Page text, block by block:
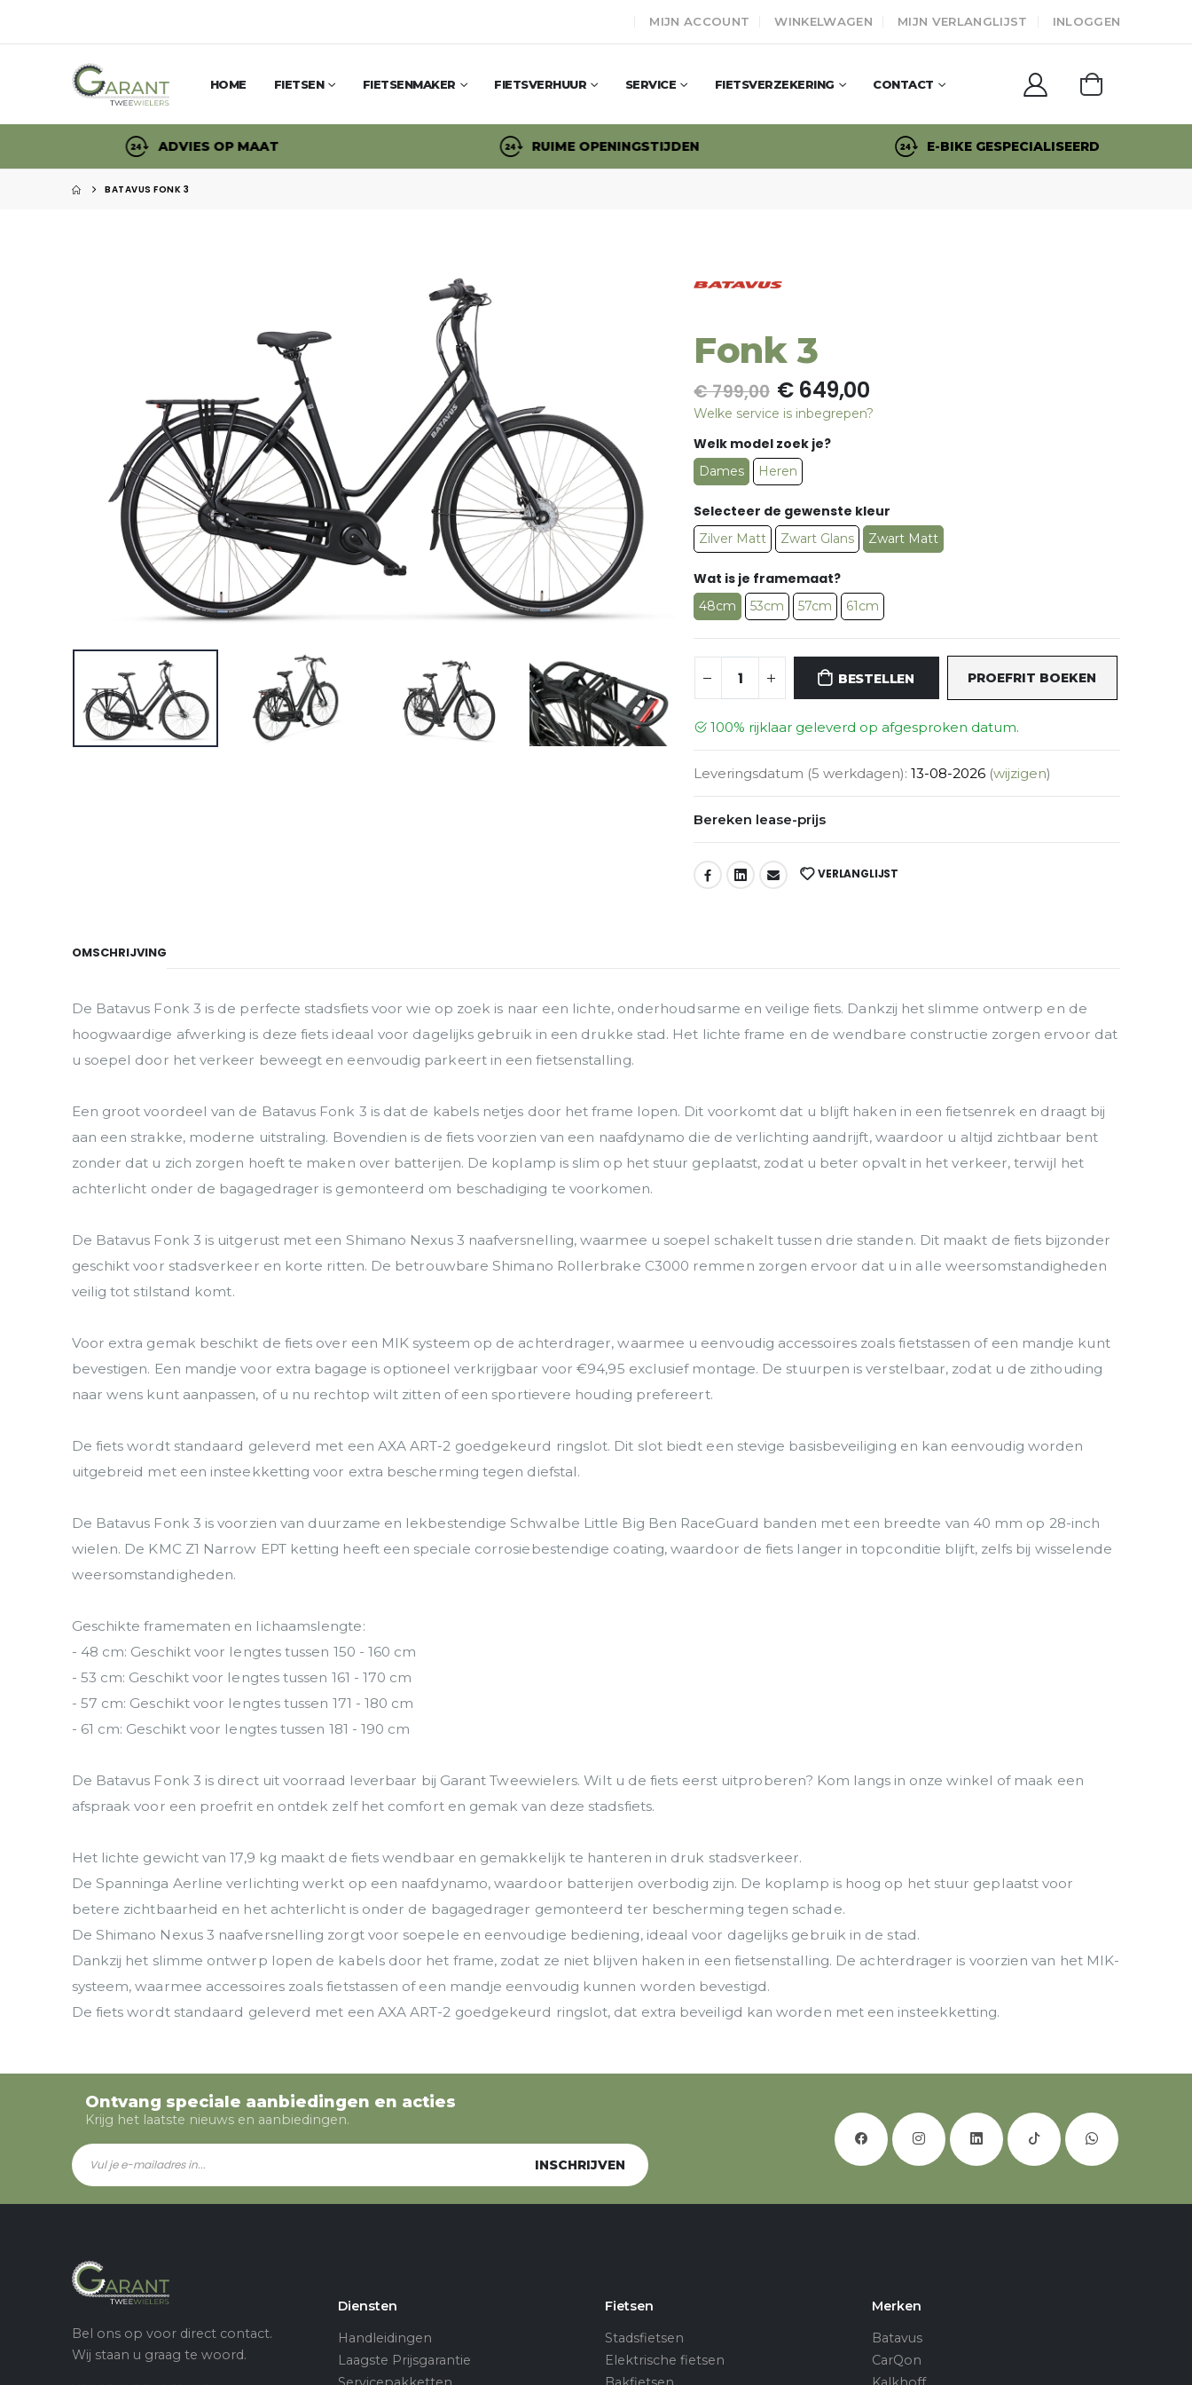
MIJN ACCOUNT WINKELWAGEN MIJN VERLANGLIJST INLOGGEN
HOME FIETSEN FIETSENMAKER FIETSVERHUUR SERVICE FIETSVERZEKERING CONTACT
ADVIES OP MAAT RUIME OPENINGSTIJDEN E-BIKE GESPECIALISEERD
BATAVUS FONK 3
Fonk 3
€ 799,00 € 649,00
Welke service is inbegrepen?
Welk model zoek je?
Dames Heren
Selecteer de gewenste kleur
Zilver Matt Zwart Glans Zwart Matt
Wat is je framemaat?
48cm 53cm 57cm 61cm
BESTELLEN PROEFRIT BOEKEN
100% rijklaar geleverd op afgesproken datum.
Leveringsdatum (5 werkdagen):13-08-2026 (wijzigen)
Bereken lease-prijs
DEEL: VERLANGLIJST
OMSCHRIJVING
De Batavus Fonk 3 is de perfecte stadsfiets voor wie op zoek is naar een lichte, onderhoudsarme en veilige fiets. Dankzij het slimme ontwerp en de
hoogwaardige afwerking is deze fiets ideaal voor dagelijks gebruik in een drukke stad. Het lichte frame en de wendbare constructie zorgen ervoor dat
u soepel door het verkeer beweegt en eenvoudig parkeert in een fietsenstalling.
Een groot voordeel van de Batavus Fonk 3 is dat de kabels netjes door het frame lopen. Dit voorkomt dat u blijft haken in een fietsenrek en draagt bij
aan een strakke, moderne uitstraling. Bovendien is de fiets voorzien van een naafdynamo die de verlichting aandrijft, waardoor u altijd zichtbaar bent
zonder dat u zich zorgen hoeft te maken over batterijen. De koplamp is slim op het stuur geplaatst, zodat u beter opvalt in het verkeer, terwijl het
achterlicht onder de bagagedrager is gemonteerd om beschadiging te voorkomen.
De Batavus Fonk 3 is uitgerust met een Shimano Nexus 3 naafversnelling, waarmee u soepel schakelt tussen drie standen. Dit maakt de fiets bijzonder
geschikt voor stadsverkeer en korte ritten. De betrouwbare Shimano Rollerbrake C3000 remmen zorgen ervoor dat u in alle weersomstandigheden
veilig tot stilstand komt.
Voor extra gemak beschikt de fiets over een MIK systeem op de achterdrager, waarmee u eenvoudig accessoires zoals fietstassen of een mandje kunt
bevestigen. Een mandje voor extra bagage is optioneel verkrijgbaar voor €94,95 exclusief montage. De stuurpen is verstelbaar, zodat u de zithouding
naar wens kunt aanpassen, of u nu rechtop wilt zitten of een sportievere houding prefereert.
De fiets wordt standaard geleverd met een AXA ART-2 goedgekeurd ringslot. Dit slot biedt een stevige basisbeveiliging en kan eenvoudig worden
uitgebreid met een insteekketting voor extra bescherming tegen diefstal.
De Batavus Fonk 3 is voorzien van duurzame en lekbestendige Schwalbe Little Big Ben RaceGuard banden met een breedte van 40 mm op 28-inch
wielen. De KMC Z1 Narrow EPT ketting heeft een speciale corrosiebestendige coating, waardoor de fiets langer in topconditie blijft, zelfs bij wisselende
weersomstandigheden.
Geschikte framematen en lichaamslengte:
- 48 cm: Geschikt voor lengtes tussen 150 - 160 cm
- 53 cm: Geschikt voor lengtes tussen 161 - 170 cm
- 57 cm: Geschikt voor lengtes tussen 171 - 180 cm
- 61 cm: Geschikt voor lengtes tussen 181 - 190 cm
De Batavus Fonk 3 is direct uit voorraad leverbaar bij Garant Tweewielers. Wilt u de fiets eerst uitproberen? Kom langs in onze winkel of maak een
afspraak voor een proefrit en ontdek zelf het comfort en gemak van deze stadsfiets.
Het lichte gewicht van 17,9 kg maakt de fiets wendbaar en gemakkelijk te hanteren in druk stadsverkeer.
De Spanninga Aerline verlichting werkt op een naafdynamo, waardoor batterijen overbodig zijn. De koplamp is hoog op het stuur geplaatst voor
betere zichtbaarheid en het achterlicht is onder de bagagedrager gemonteerd ter bescherming tegen schade.
De Shimano Nexus 3 naafversnelling zorgt voor soepele en eenvoudige bediening, ideaal voor dagelijks gebruik in de stad.
Dankzij het slimme ontwerp lopen de kabels door het frame, zodat ze niet blijven haken in een fietsenstalling. De achterdrager is voorzien van het MIK-
systeem, waarmee accessoires zoals fietstassen of een mandje eenvoudig kunnen worden bevestigd.
De fiets wordt standaard geleverd met een AXA ART-2 goedgekeurd ringslot, dat extra beveiligd kan worden met een insteekketting.
Ontvang speciale aanbiedingen en acties
Krijg het laatste nieuws en aanbiedingen.
INSCHRIJVEN
Bel ons op voor direct contact.
Wij staan u graag te woord.
Diensten
Handleidingen
Laagste Prijsgarantie
Fietsen
Stadsfietsen
Elektrische fietsen
Merken
Batavus
CarQon